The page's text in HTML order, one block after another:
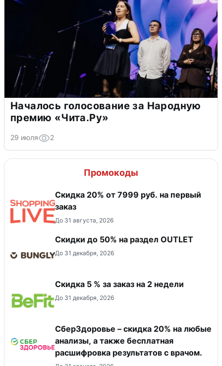
Началось голосование за Народную
премию «Чита.Ру»
29 июля 2
Промокоды
Скидка 20% от 7999 руб. на первый
заказ
До 31 августа, 2026
Скидки до 50% на раздел OUTLET
До 31 декабря, 2026
Скидка 5 % за заказ на 2 недели
До 31 декабря, 2026
СберЗдоровье – скидка 20% на любые
анализы, а также бесплатная
расшифровка результатов с врачом.